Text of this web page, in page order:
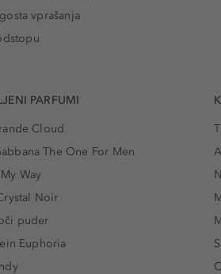
vprašanja
PARFUMI
Cloud
The One For Men
Way
Noir
puder
Euphoria